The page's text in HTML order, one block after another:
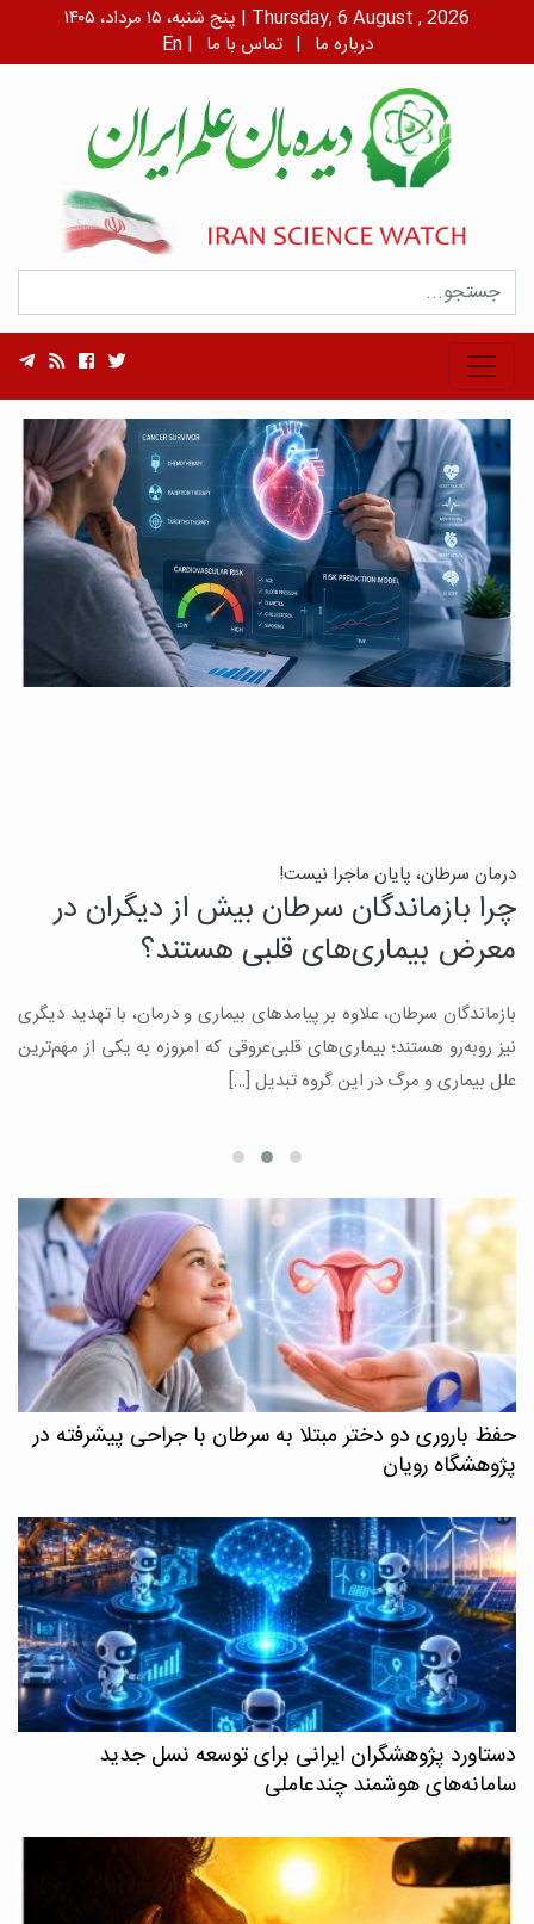
پنج شنبه، ۱۵ مرداد، ۱۴۰۵ | Thursday, 6 August , 2026
En | درباره ما | تماس با ما
درمان سرطان، پایان ماجرا نیست!
چرا بازماندگان سرطان بیش از دیگران در
معرض بیماری‌های قلبی هستند؟
بازماندگان سرطان، علاوه بر پیامدهای بیماری و درمان، با تهدید دیگری
نیز روبه‌رو هستند؛ بیماری‌های قلبی‌عروقی که امروزه به یکی از مهم‌ترین
علل بیماری و مرگ در این گروه تبدیل […]
حفظ باروری دو دختر مبتلا به سرطان با جراحی پیشرفته در
پژوهشگاه رویان
دستاورد پژوهشگران ایرانی برای توسعه نسل جدید
سامانه‌های هوشمند چندعاملی